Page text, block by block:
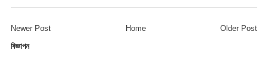
Newer Post Older Post
Home
বিজ্ঞাপন